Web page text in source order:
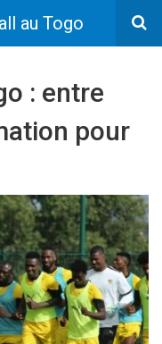
au Togo
: entre
pour